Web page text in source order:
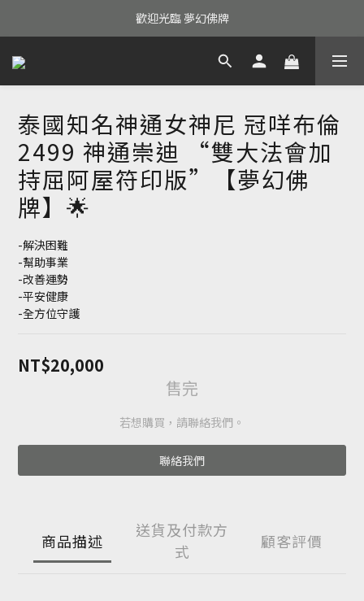
歡迎光臨 夢幻佛牌
泰國知名神通女神尼 冠咩布倫
2499 神通崇迪 “雙大法會加
持屈阿屋符印版”【夢幻佛
牌】🌟
-解決困難
-幫助事業
-改善運勢
-平安健康
-全方位守護
NT$20,000
售完
若想購買，請聯絡我們。
聯絡我們
商品描述
送貨及付款方
式
顧客評價